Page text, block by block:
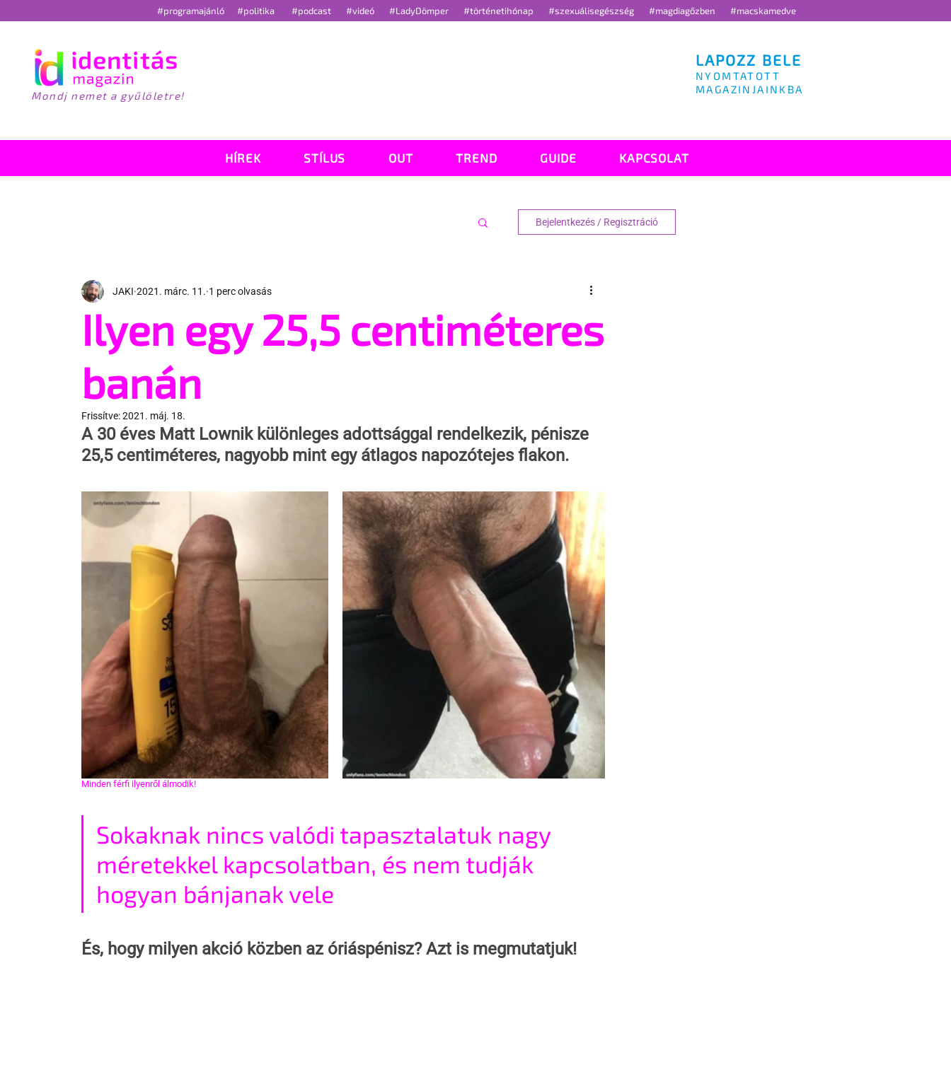
#programajánló #politika #podcast #videó #LadyDömper #történetihónap #szexuálisegészség #magdiagőzben #macskamedve
Mondj nemet a gyűlöletre!
LAPOZZ BELE
NYOMTATOTT
MAGAZINJAINKBA
HÍREK STÍLUS OUT TREND GUIDE KAPCSOLAT
Bejelentkezés / Regisztráció
Ilyen egy 25,5 centiméteres
banán
JAKI 2021. márc. 11. 1 perc olvasás
Frissítve:2021. máj. 18.
A 30 éves Matt Lownik különleges adottsággal rendelkezik, pénisze
25,5 centiméteres, nagyobb mint egy átlagos napozótejes flakon.
Minden férfi ilyenről álmodik!
Sokaknak nincs valódi tapasztalatuk nagy
méretekkel kapcsolatban, és nem tudják
hogyan bánjanak vele
És, hogy milyen akció közben az óriáspénisz? Azt is megmutatjuk!